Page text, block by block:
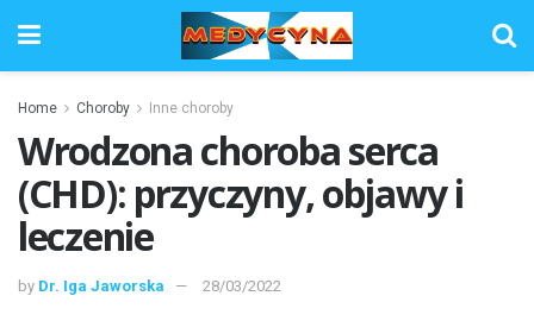
Home Choroby Inne choroby
Wrodzona choroba serca
(CHD): przyczyny, objawy i
leczenie
by Dr. Iga Jaworska 28/03/2022